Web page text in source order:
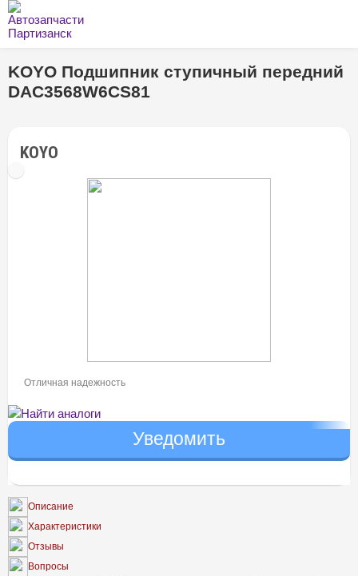
KOYO Подшипник ступичный передний
DAC3568W6CS81
KOYO
Отличная надежность
Найти аналоги
Описание
Характеристики
Отзывы
Вопросы